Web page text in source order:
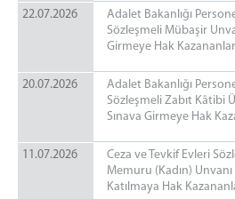
Şenkaya Adliyesi
Oltu T Tipi Kapalı Ceza İnfaz Kurumu
Narman Açık Ceza İnfaz Kurumu
İLETİŞİM
Ulaşım ve İletişim Bilgileri
22.07.2026
Adalet Bakanlığı
Sözleşmeli Mübaşir
Girmeye Hak Kazananlar
20.07.2026
Adalet Bakanlığı
Sözleşmeli Zabıt Kâtibi
Sınava Girmeye Hak
11.07.2026
Ceza ve Tevkif Evleri
Memuru (Kadın)
Katılmaya Hak